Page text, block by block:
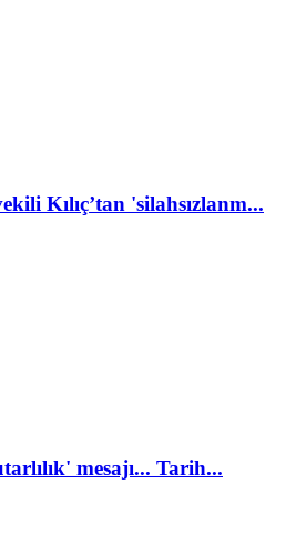
Kılıç’tan 'silahsızlanm...
mesajı... Tarih...